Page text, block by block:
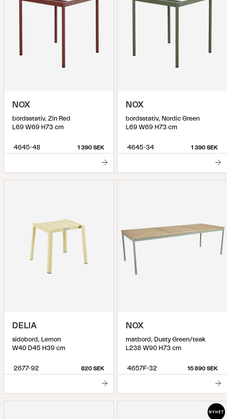
NOX
bordsstativ, Zin Red
L69 W69 H73 cm
4645-48 1 390 SEK
NOX
bordsstativ, Nordic Green
L69 W69 H73 cm
4645-34 1 390 SEK
DELIA
sidobord, Lemon
W40 D45 H39 cm
2677-92 820 SEK
NOX
matbord, Dusty Green/teak
L238 W90 H73 cm
4657F-32 15 890 SEK